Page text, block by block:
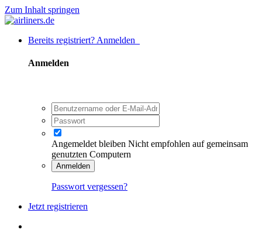
Zum Inhalt springen
Bereits registriert? Anmelden
Anmelden
Angemeldet bleiben Nicht empfohlen auf gemeinsam
genutzten Computern
Anmelden
Passwort vergessen?
Jetzt registrieren